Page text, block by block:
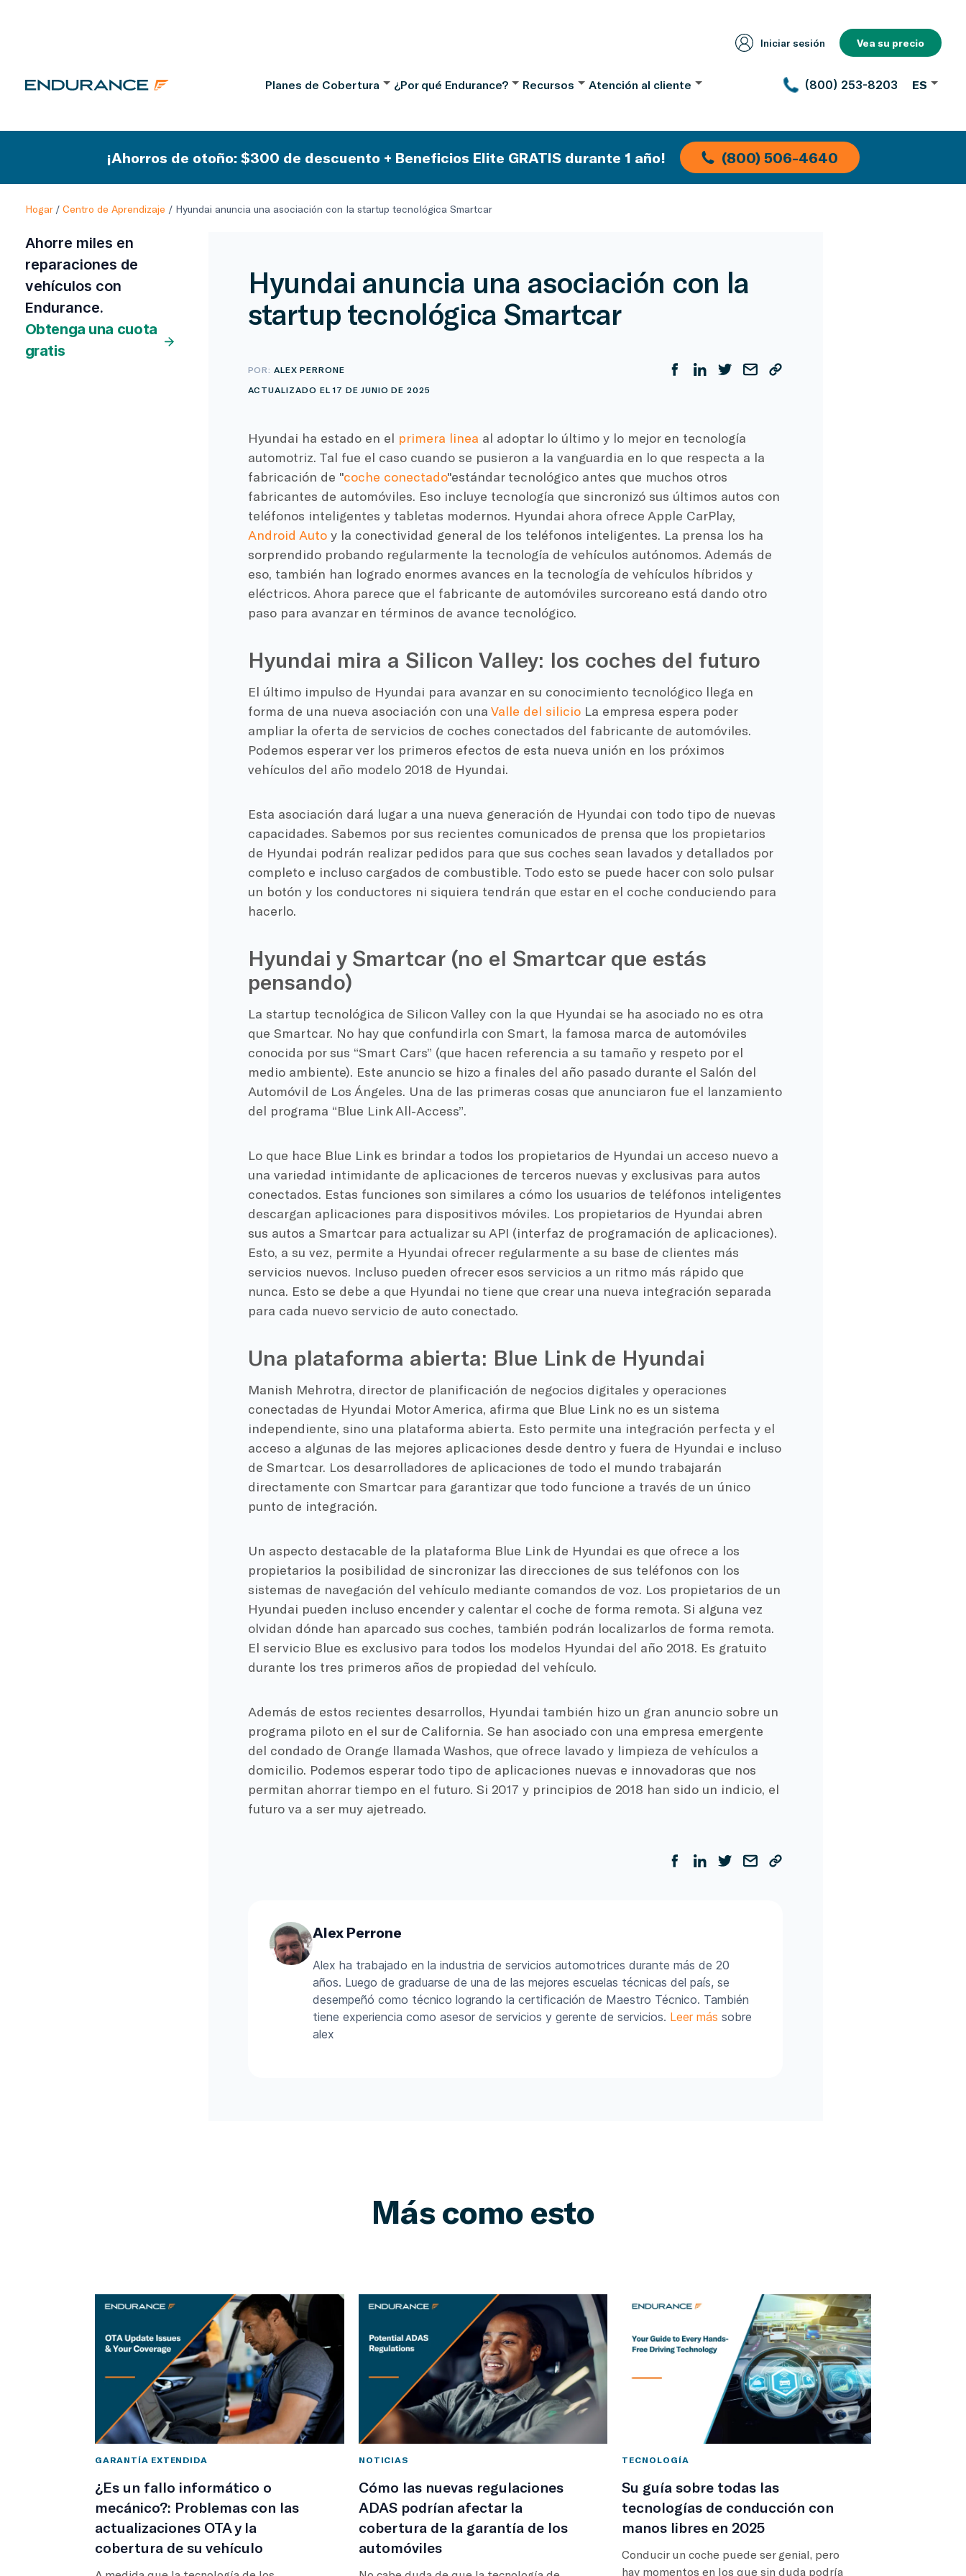
Iniciar sesión Vea su precio
Planes de Cobertura ¿Por qué Endurance? Recursos Atención al cliente (800) 253-8203 ES
¡Ahorros de otoño: $300 de descuento + Beneficios Elite GRATIS durante 1 año! (800) 506-4640
Hogar/ Centro de Aprendizaje / Hyundai anuncia una asociación con la startup tecnológica Smartcar
Ahorre miles en
reparaciones de
vehículos con
Endurance.
Obtenga una cuota
gratis
Hyundai anuncia una asociación con la
startup tecnológica Smartcar
POR:ALEX PERRONE
ACTUALIZADO EL 17 DE JUNIO DE 2025
Hyundai ha estado en el primera linea al adoptar lo último y lo mejor en tecnología
automotriz. Tal fue el caso cuando se pusieron a la vanguardia en lo que respecta a la
fabricación de "coche conectado"estándar tecnológico antes que muchos otros
fabricantes de automóviles. Eso incluye tecnología que sincronizó sus últimos autos con
teléfonos inteligentes y tabletas modernos. Hyundai ahora ofrece Apple CarPlay,
Android Autoy la conectividad general de los teléfonos inteligentes. La prensa los ha
sorprendido probando regularmente la tecnología de vehículos autónomos. Además de
eso, también han logrado enormes avances en la tecnología de vehículos híbridos y
eléctricos. Ahora parece que el fabricante de automóviles surcoreano está dando otro
paso para avanzar en términos de avance tecnológico.
Hyundai mira a Silicon Valley: los coches del futuro
El último impulso de Hyundai para avanzar en su conocimiento tecnológico llega en
forma de una nueva asociación con una Valle del silicioLa empresa espera poder
ampliar la oferta de servicios de coches conectados del fabricante de automóviles.
Podemos esperar ver los primeros efectos de esta nueva unión en los próximos
vehículos del año modelo 2018 de Hyundai.
Esta asociación dará lugar a una nueva generación de Hyundai con todo tipo de nuevas
capacidades. Sabemos por sus recientes comunicados de prensa que los propietarios
de Hyundai podrán realizar pedidos para que sus coches sean lavados y detallados por
completo e incluso cargados de combustible. Todo esto se puede hacer con solo pulsar
un botón y los conductores ni siquiera tendrán que estar en el coche conduciendo para
hacerlo.
Hyundai y Smartcar (no el Smartcar que estás
pensando)
La startup tecnológica de Silicon Valley con la que Hyundai se ha asociado no es otra
que Smartcar. No hay que confundirla con Smart, la famosa marca de automóviles
conocida por sus “Smart Cars” (que hacen referencia a su tamaño y respeto por el
medio ambiente). Este anuncio se hizo a finales del año pasado durante el Salón del
Automóvil de Los Ángeles. Una de las primeras cosas que anunciaron fue el lanzamiento
del programa “Blue Link All-Access”.
Lo que hace Blue Link es brindar a todos los propietarios de Hyundai un acceso nuevo a
una variedad intimidante de aplicaciones de terceros nuevas y exclusivas para autos
conectados. Estas funciones son similares a cómo los usuarios de teléfonos inteligentes
descargan aplicaciones para dispositivos móviles. Los propietarios de Hyundai abren
sus autos a Smartcar para actualizar su API (interfaz de programación de aplicaciones).
Esto, a su vez, permite a Hyundai ofrecer regularmente a su base de clientes más
servicios nuevos. Incluso pueden ofrecer esos servicios a un ritmo más rápido que
nunca. Esto se debe a que Hyundai no tiene que crear una nueva integración separada
para cada nuevo servicio de auto conectado.
Una plataforma abierta: Blue Link de Hyundai
Manish Mehrotra, director de planificación de negocios digitales y operaciones
conectadas de Hyundai Motor America, afirma que Blue Link no es un sistema
independiente, sino una plataforma abierta. Esto permite una integración perfecta y el
acceso a algunas de las mejores aplicaciones desde dentro y fuera de Hyundai e incluso
de Smartcar. Los desarrolladores de aplicaciones de todo el mundo trabajarán
directamente con Smartcar para garantizar que todo funcione a través de un único
punto de integración.
Un aspecto destacable de la plataforma Blue Link de Hyundai es que ofrece a los
propietarios la posibilidad de sincronizar las direcciones de sus teléfonos con los
sistemas de navegación del vehículo mediante comandos de voz. Los propietarios de un
Hyundai pueden incluso encender y calentar el coche de forma remota. Si alguna vez
olvidan dónde han aparcado sus coches, también podrán localizarlos de forma remota.
El servicio Blue es exclusivo para todos los modelos Hyundai del año 2018. Es gratuito
durante los tres primeros años de propiedad del vehículo.
Además de estos recientes desarrollos, Hyundai también hizo un gran anuncio sobre un
programa piloto en el sur de California. Se han asociado con una empresa emergente
del condado de Orange llamada Washos, que ofrece lavado y limpieza de vehículos a
domicilio. Podemos esperar todo tipo de aplicaciones nuevas e innovadoras que nos
permitan ahorrar tiempo en el futuro. Si 2017 y principios de 2018 han sido un indicio, el
futuro va a ser muy ajetreado.
Alex Perrone
Alex ha trabajado en la industria de servicios automotrices durante más de 20
años. Luego de graduarse de una de las mejores escuelas técnicas del país, se
desempeñó como técnico logrando la certificación de Maestro Técnico. También
tiene experiencia como asesor de servicios y gerente de servicios. Leer más sobre
alex
Más como esto
GARANTÍA EXTENDIDA
¿Es un fallo informático o
mecánico?: Problemas con las
actualizaciones OTA y la
cobertura de su vehículo
NOTICIAS
Cómo las nuevas regulaciones
ADAS podrían afectar la
cobertura de la garantía de los
automóviles
TECNOLOGÍA
Su guía sobre todas las
tecnologías de conducción con
manos libres en 2025
Conducir un coche puede ser genial, pero
hay momentos en los que sin duda podría